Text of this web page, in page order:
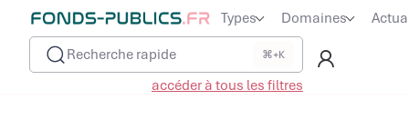
Types Domaines
Recherche rapide
⌘+K
accéder à tous les filtres